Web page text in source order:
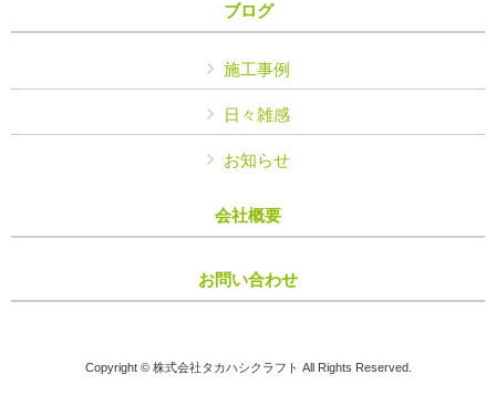
ブログ
施工事例
日々雑感
お知らせ
会社概要
お問い合わせ
Copyright © 株式会社タカハシクラフト All Rights Reserved.